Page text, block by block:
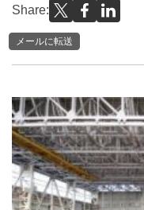
Share:
メールに転送